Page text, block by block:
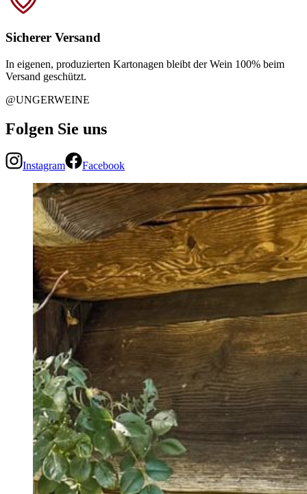
Sicherer Versand
In eigenen, produzierten Kartonagen bleibt der Wein 100% beim
Versand geschützt.
@UNGERWEINE
Folgen Sie uns
Instagram Facebook